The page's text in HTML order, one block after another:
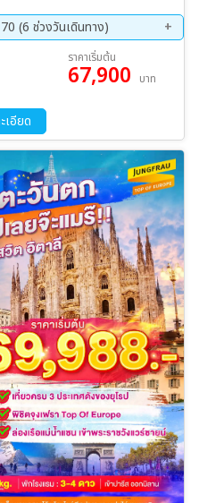
(6 ช่วงวันเดินทาง)
23 พ.ย. 69 - 30 พ.ย. 69
07 ธ.ค. 69 - 14 ธ.ค. 69
25 ม.ค. 70 - 01 ก.พ. 70
ราคาเริ่มต้น
67,900 บาท
เอียด